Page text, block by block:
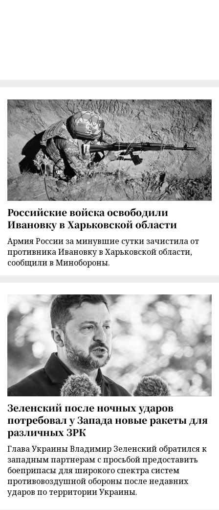
Российские войска освободили
Ивановку в Харьковской области
Армия России за минувшие сутки зачистила от
противника Ивановку в Харьковской области,
сообщили в Минобороны.
Зеленский после ночных ударов
потребовал у Запада новые ракеты для
различных ЗРК
Глава Украины Владимир Зеленский обратился к
западным партнерам с просьбой предоставить
боеприпасы для широкого спектра систем
противовоздушной обороны после недавних
ударов по территории Украины.